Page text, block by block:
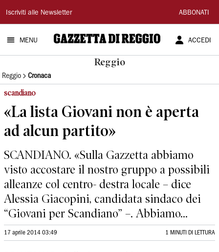
Gazzetta
di
Reggio
Iscriviti alle Newsletter ABBONATI
MENU ACCEDI
Reggio
Reggio Cronaca
scandiano
«La lista Giovani non è aperta
ad alcun partito»
SCANDIANO. «Sulla Gazzetta abbiamo
visto accostare il nostro gruppo a possibili
alleanze col centro- destra locale – dice
Alessia Giacopini, candidata sindaco dei
“Giovani per Scandiano” –. Abbiamo...
17 aprile 2014 03:49 1 MINUTI DI LETTURA